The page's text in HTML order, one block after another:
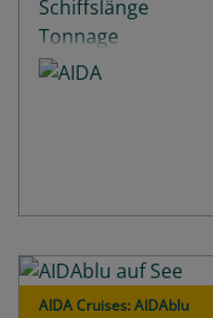
Schiffslänge
Tonnage
Decks
AIDA Cruises: AIDAblu